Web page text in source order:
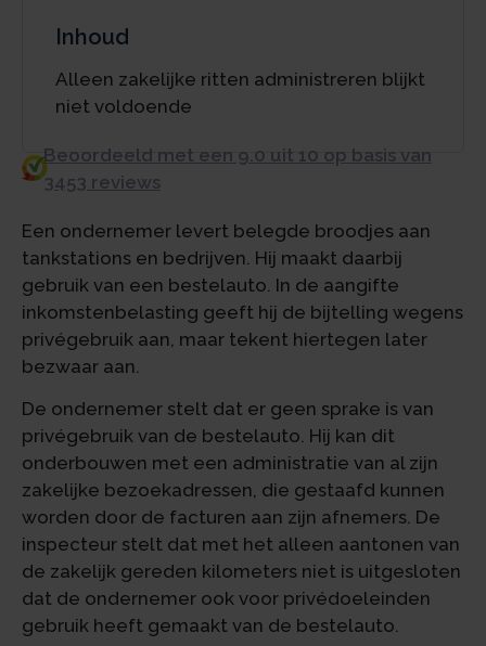
Inhoud
Alleen zakelijke ritten administreren blijkt
niet voldoende
Beoordeeld met een 9.0 uit 10 op basis van
3453 reviews
Een ondernemer levert belegde broodjes aan
tankstations en bedrijven. Hij maakt daarbij
gebruik van een bestelauto. In de aangifte
inkomstenbelasting geeft hij de bijtelling wegens
privégebruik aan, maar tekent hiertegen later
bezwaar aan.
De ondernemer stelt dat er geen sprake is van
privégebruik van de bestelauto. Hij kan dit
onderbouwen met een administratie van al zijn
zakelijke bezoekadressen, die gestaafd kunnen
worden door de facturen aan zijn afnemers. De
inspecteur stelt dat met het alleen aantonen van
de zakelijk gereden kilometers niet is uitgesloten
dat de ondernemer ook voor privédoeleinden
gebruik heeft gemaakt van de bestelauto.